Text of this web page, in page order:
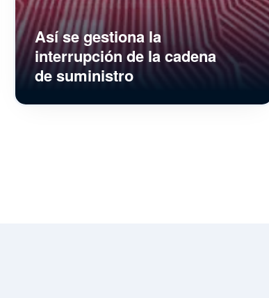
Así se gestiona la
interrupción de la cadena
de suministro